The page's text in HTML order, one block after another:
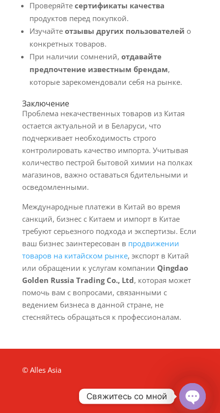
Проверяйте сертификаты качества
продуктов перед покупкой.
Изучайте отзывы других пользователей о
конкретных товаров.
При наличии сомнений, отдавайте
предпочтение известным брендам,
которые зарекомендовали себя на рынке.
Заключение
Проблема некачественных товаров из Китая
остается актуальной и в Беларуси, что
подчеркивает необходимость строго
контролировать качество импорта. Учитывая
количество пестрой бытовой химии на полках
магазинов, важно оставаться бдительными и
осведомленными.
Международные платежи в Китай во время
санкций, бизнес с Китаем и импорт в Китае
требуют серьезного подхода и экспертизы. Если
ваш бизнес заинтересован в продвижении
товаров на китайском рынке, экспорт в Китай
или обращении к услугам компании Qingdao
Golden Russia Trading Co., Ltd, которая может
помочь вам с вопросами, связанными с
ведением бизнеса в данной стране, не
стесняйтесь обращаться к профессионалам.
© Alles Asia
Свяжитесь со мной